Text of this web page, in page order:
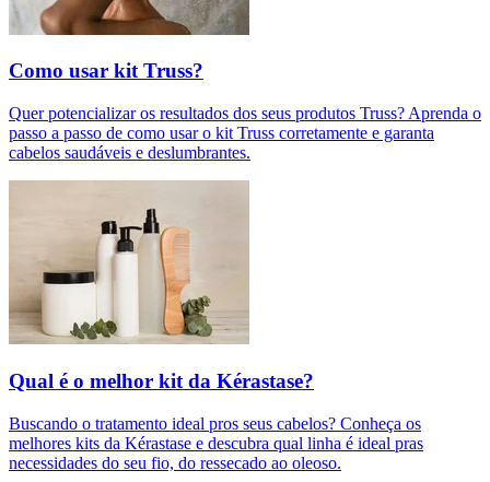
Como usar kit Truss?
Quer potencializar os resultados dos seus produtos Truss? Aprenda o
passo a passo de como usar o kit Truss corretamente e garanta
cabelos saudáveis e deslumbrantes.
Qual é o melhor kit da Kérastase?
Buscando o tratamento ideal pros seus cabelos? Conheça os
melhores kits da Kérastase e descubra qual linha é ideal pras
necessidades do seu fio, do ressecado ao oleoso.